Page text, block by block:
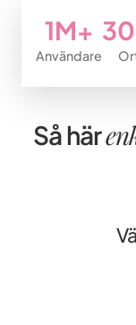
1M+
Användare
Så här